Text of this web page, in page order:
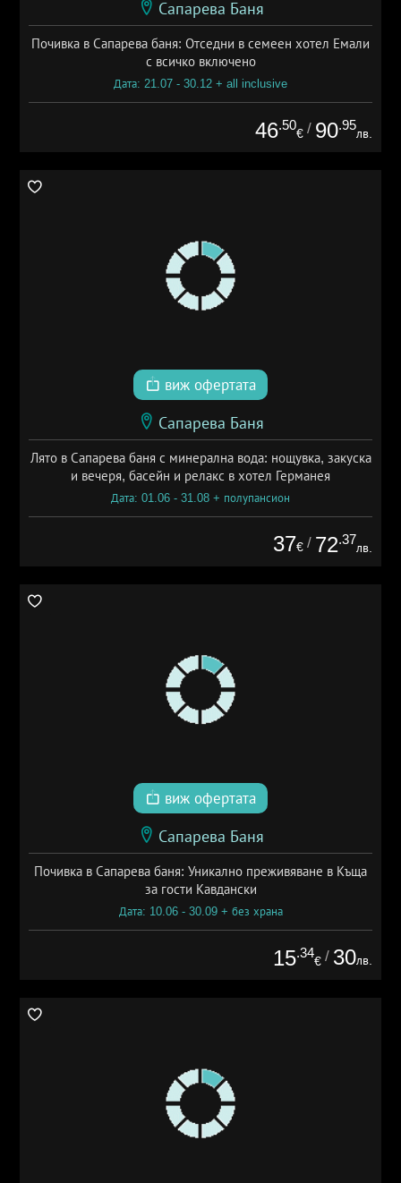
Сапарева Баня
Почивка в Сапарева баня: Отседни в семеен хотел Емали
с всичко включено
Дата: 21.07 - 30.12 + all inclusive
46.50
€ / 90.95
лв.
виж офертата
Сапарева Баня
Лято в Сапарева баня с минерална вода: нощувка, закуска
и вечеря, басейн и релакс в хотел Германея
Дата: 01.06 - 31.08 + полупансион
37€ / 72.37
лв.
виж офертата
Сапарева Баня
Почивка в Сапарева баня: Уникално преживяване в Къща
за гости Кавдански
Дата: 10.06 - 30.09 + без храна
15.34
€ / 30лв.